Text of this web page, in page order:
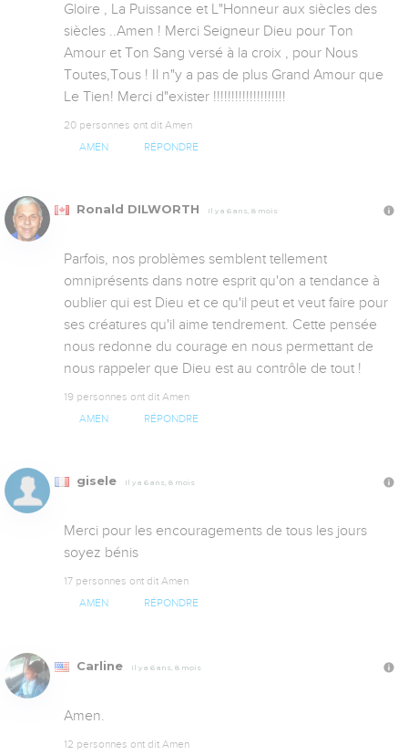
Gloire , La Puissance et L"Honneur aux siècles des
siècles ..Amen ! Merci Seigneur Dieu pour Ton
Amour et Ton Sang versé à la croix , pour Nous
Toutes,Tous ! Il n"y a pas de plus Grand Amour que
Le Tien! Merci d"exister !!!!!!!!!!!!!!!!!!!!
20 personnes ont dit Amen
AMEN RÉPONDRE
Ronald DILWORTH Il y a 6 ans, 8 mois
Parfois, nos problèmes semblent tellement
omniprésents dans notre esprit qu'on a tendance à
oublier qui est Dieu et ce qu'il peut et veut faire pour
ses créatures qu'il aime tendrement. Cette pensée
nous redonne du courage en nous permettant de
nous rappeler que Dieu est au contrôle de tout !
19 personnes ont dit Amen
AMEN RÉPONDRE
gisele Il y a 6 ans, 8 mois
Merci pour les encouragements de tous les jours
soyez bénis
17 personnes ont dit Amen
AMEN RÉPONDRE
Carline Il y a 6 ans, 8 mois
Amen.
12 personnes ont dit Amen